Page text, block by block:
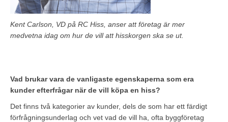
Kent Carlson, VD på RC Hiss, anser att företag är mer
medvetna idag om hur de vill att hisskorgen ska se ut.
Vad brukar vara de vanligaste egenskaperna som era
kunder efterfrågar när de vill köpa en hiss?
Det finns två kategorier av kunder, dels de som har ett färdigt
förfrågningsunderlag och vet vad de vill ha, ofta byggföretag